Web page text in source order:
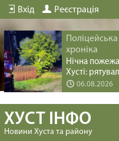
Вхід Реєстрація
Поліцейська
хроніка
Нічна
Хусті:
06.08.2026
ХУСТ ІНФО
Новини Хуста та району